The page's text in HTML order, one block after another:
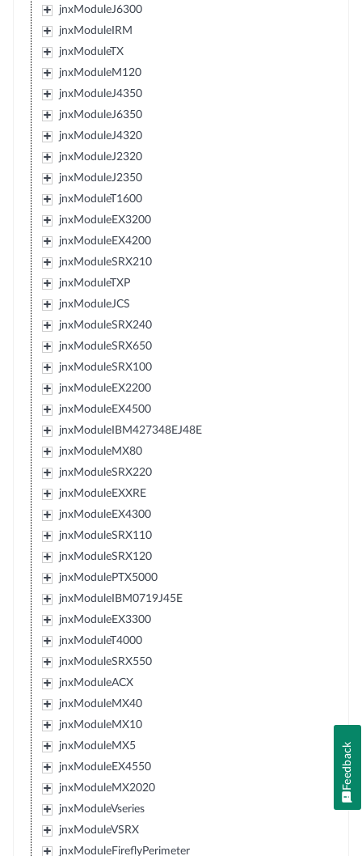
jnxModuleJ6300
jnxModuleIRM
jnxModuleTX
jnxModuleM120
jnxModuleJ4350
jnxModuleJ6350
jnxModuleJ4320
jnxModuleJ2320
jnxModuleJ2350
jnxModuleT1600
jnxModuleEX3200
jnxModuleEX4200
jnxModuleSRX210
jnxModuleTXP
jnxModuleJCS
jnxModuleSRX240
jnxModuleSRX650
jnxModuleSRX100
jnxModuleEX2200
jnxModuleEX4500
jnxModuleIBM427348EJ48E
jnxModuleMX80
jnxModuleSRX220
jnxModuleEXXRE
jnxModuleEX4300
jnxModuleSRX110
jnxModuleSRX120
jnxModulePTX5000
jnxModuleIBM0719J45E
jnxModuleEX3300
jnxModuleT4000
jnxModuleSRX550
jnxModuleACX
jnxModuleMX40
jnxModuleMX10
jnxModuleMX5
jnxModuleEX4550
jnxModuleMX2020
jnxModuleVseries
jnxModuleVSRX
jnxModuleFireflyPerimeter
Feedback